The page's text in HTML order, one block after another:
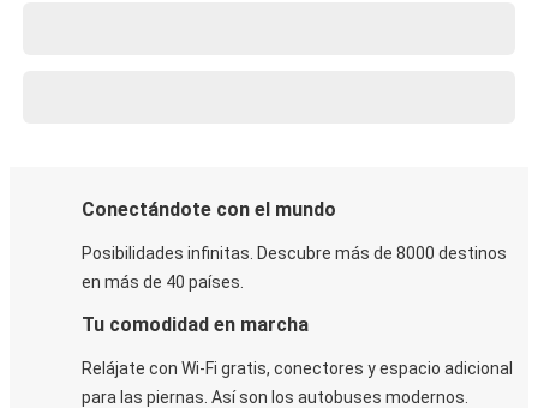
Conectándote con el mundo
Posibilidades infinitas. Descubre más de 8000 destinos
en más de 40 países.
Tu comodidad en marcha
Relájate con Wi-Fi gratis, conectores y espacio adicional
para las piernas. Así son los autobuses modernos.